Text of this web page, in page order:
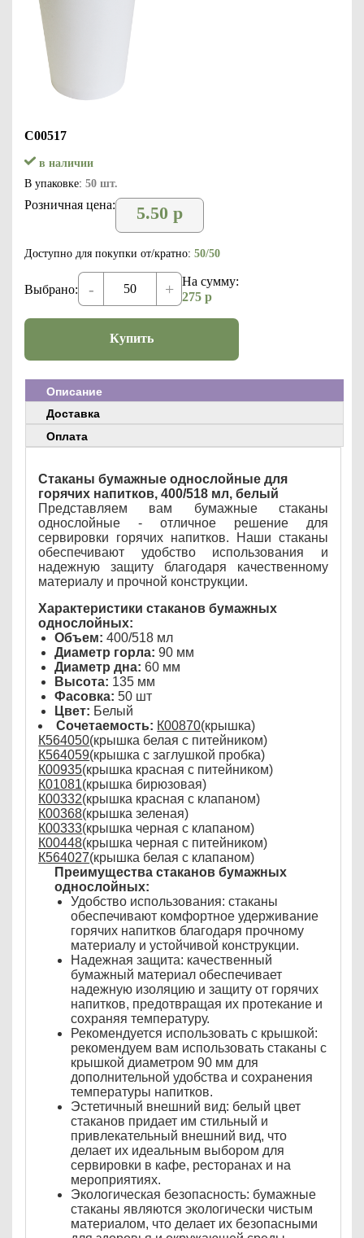
С00517
в наличии
В упаковке: 50 шт.
Розничная цена: 5.50 р
Доступно для покупки от/кратно: 50/50
Выбрано: - +
На сумму:
275 р
Купить
Описание
Доставка
Оплата
Стаканы бумажные однослойные для
горячих напитков, 400/518 мл, белый
Представляем вам бумажные стаканы
однослойные - отличное решение для
сервировки горячих напитков. Наши стаканы
обеспечивают удобство использования и
надежную защиту благодаря качественному
материалу и прочной конструкции.
Характеристики стаканов бумажных
однослойных:
Объем: 400/518 мл
Диаметр горла: 90 мм
Диаметр дна: 60 мм
Высота: 135 мм
Фасовка: 50 шт
Цвет: Белый
Сочетаемость: К00870(крышка)
К564050(крышка белая с питейником)
К564059(крышка с заглушкой пробка)
К00935(крышка красная с питейником)
К01081(крышка бирюзовая)
К00332(крышка красная с клапаном)
К00368(крышка зеленая)
К00333(крышка черная с клапаном)
К00448(крышка черная с питейником)
К564027(крышка белая с клапаном)
Преимущества стаканов бумажных
однослойных:
Удобство использования: стаканы
обеспечивают комфортное удерживание
горячих напитков благодаря прочному
материалу и устойчивой конструкции.
Надежная защита: качественный
бумажный материал обеспечивает
надежную изоляцию и защиту от горячих
напитков, предотвращая их протекание и
сохраняя температуру.
Рекомендуется использовать с крышкой:
рекомендуем вам использовать стаканы с
крышкой диаметром 90 мм для
дополнительной удобства и сохранения
температуры напитков.
Эстетичный внешний вид: белый цвет
стаканов придает им стильный и
привлекательный внешний вид, что
делает их идеальным выбором для
сервировки в кафе, ресторанах и на
мероприятиях.
Экологическая безопасность: бумажные
стаканы являются экологически чистым
материалом, что делает их безопасными